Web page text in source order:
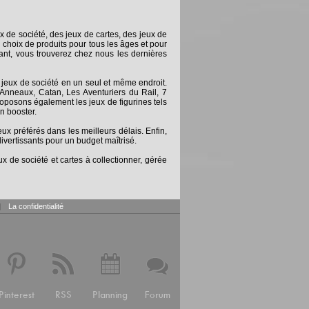
de société, des jeux de cartes, des jeux de
de produits pour tous les âges et pour
vous trouverez chez nous les dernières
de société en un seul et même endroit.
Catan, Les Aventuriers du Rail, 7
également les jeux de figurines tels
booster.
préférés dans les meilleurs délais. Enfin,
pour un budget maîtrisé.
de société et cartes à collectionner, gérée
| La confidentialité
Pinterest RSS Planning Forum